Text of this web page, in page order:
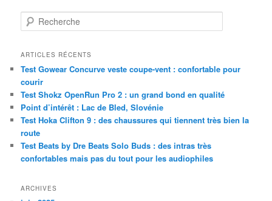
e
h
r
c
h
e
ARTICLES RÉCENTS
Test Gowear Concurve veste coupe-vent : confortable pour
courir
Test Shokz OpenRun Pro 2 : un grand bond en qualité
Point d’intérêt : Lac de Bled, Slovénie
Test Hoka Clifton 9 : des chaussures qui tiennent très bien la
route
Test Beats by Dre Beats Solo Buds : des intras très
confortables mais pas du tout pour les audiophiles
ARCHIVES